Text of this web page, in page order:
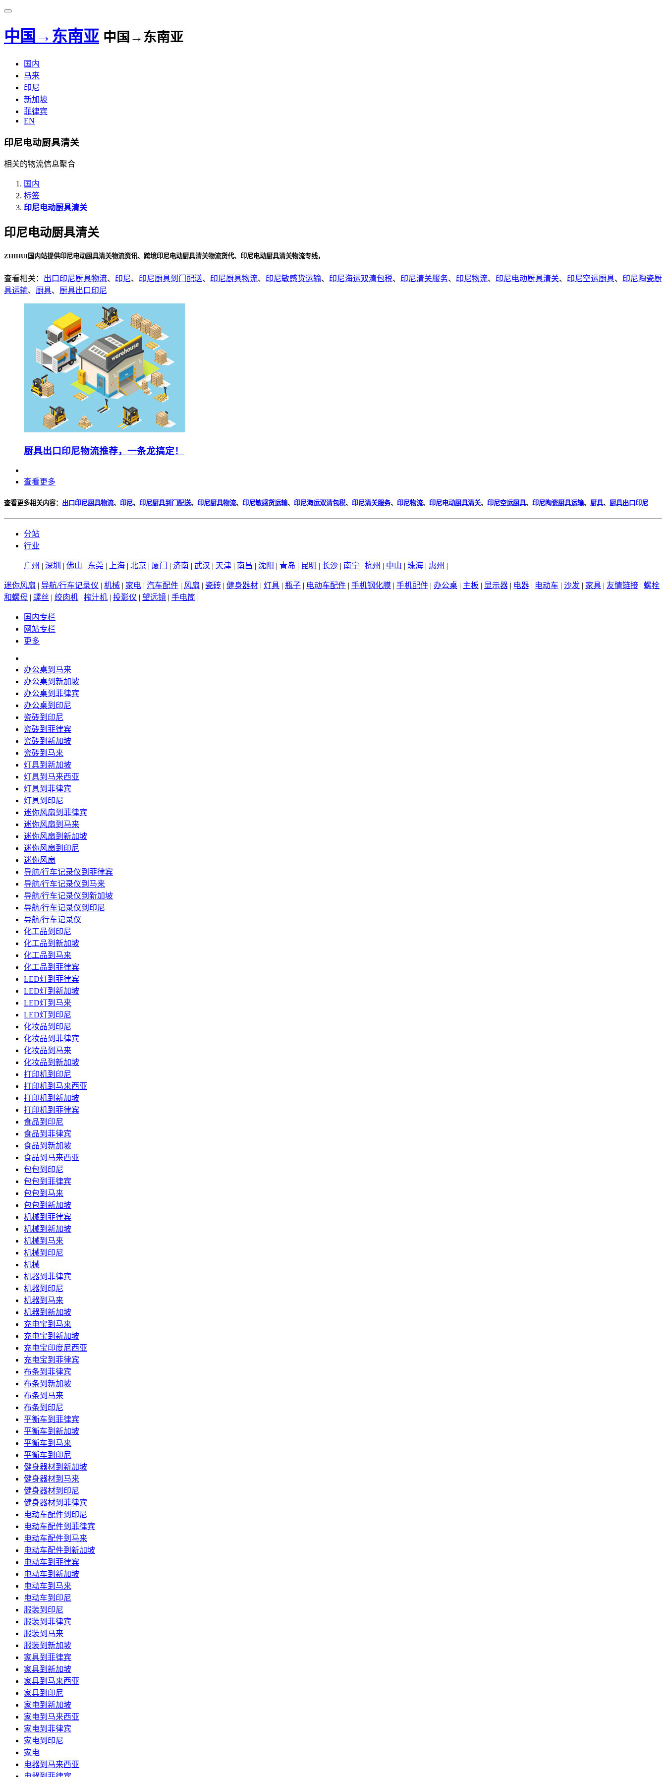
中国→东南亚 中国→东南亚
国内
马来
印尼
新加坡
菲律宾
EN
印尼电动厨具清关
相关的物流信息聚合
国内
标签
印尼电动厨具清关
印尼电动厨具清关
ZHIHUI国内站提供印尼电动厨具清关物流资讯、跨境印尼电动厨具清关物流货代、印尼电动厨具清关物流专线，
查看相关： 出口印尼厨具物流、 印尼、 印尼厨具到门配送、 印尼厨具物流、 印尼敏感货运输、 印尼海运双清包税、 印尼清关服务、 印尼物流、 印尼电动厨具清关、 印尼空运厨具、 印尼陶瓷厨
具运输、 厨具、 厨具出口印尼
厨具出口印尼物流推荐，一条龙搞定！
查看更多
查看更多相关内容： 出口印尼厨具物流、 印尼、 印尼厨具到门配送、 印尼厨具物流、 印尼敏感货运输、 印尼海运双清包税、 印尼清关服务、 印尼物流、 印尼电动厨具清关、 印尼空运厨具、 印尼陶瓷厨具运输、 厨具、 厨具出口印尼
分站
行业
广州 | 深圳 | 佛山 | 东莞 | 上海 | 北京 | 厦门 | 济南 | 武汉 | 天津 | 南昌 | 沈阳 | 青岛 | 昆明 | 长沙 | 南宁 | 杭州 | 中山 | 珠海 | 惠州 |
迷你风扇 | 导航/行车记录仪 | 机械 | 家电 | 汽车配件 | 风扇 | 瓷砖 | 健身器材 | 灯具 | 瓶子 | 电动车配件 | 手机钢化膜 | 手机配件 | 办公桌 | 主板 | 显示器 | 电器 | 电动车 | 沙发 | 家具 | 友情链接 | 螺栓
和螺母 | 螺丝 | 绞肉机 | 榨汁机 | 投影仪 | 望远镜 | 手电筒 |
国内专栏
网站专栏
更多
办公桌到马来
办公桌到新加坡
办公桌到菲律宾
办公桌到印尼
瓷砖到印尼
瓷砖到菲律宾
瓷砖到新加坡
瓷砖到马来
灯具到新加坡
灯具到马来西亚
灯具到菲律宾
灯具到印尼
迷你风扇到菲律宾
迷你风扇到马来
迷你风扇到新加坡
迷你风扇到印尼
迷你风扇
导航/行车记录仪到菲律宾
导航/行车记录仪到马来
导航/行车记录仪到新加坡
导航/行车记录仪到印尼
导航/行车记录仪
化工品到印尼
化工品到新加坡
化工品到马来
化工品到菲律宾
LED灯到菲律宾
LED灯到新加坡
LED灯到马来
LED灯到印尼
化妆品到印尼
化妆品到菲律宾
化妆品到马来
化妆品到新加坡
打印机到印尼
打印机到马来西亚
打印机到新加坡
打印机到菲律宾
食品到印尼
食品到菲律宾
食品到新加坡
食品到马来西亚
包包到印尼
包包到菲律宾
包包到马来
包包到新加坡
机械到菲律宾
机械到新加坡
机械到马来
机械到印尼
机械
机器到菲律宾
机器到印尼
机器到马来
机器到新加坡
充电宝到马来
充电宝到新加坡
充电宝印度尼西亚
充电宝到菲律宾
布条到菲律宾
布条到新加坡
布条到马来
布条到印尼
平衡车到菲律宾
平衡车到新加坡
平衡车到马来
平衡车到印尼
健身器材到新加坡
健身器材到马来
健身器材到印尼
健身器材到菲律宾
电动车配件到印尼
电动车配件到菲律宾
电动车配件到马来
电动车配件到新加坡
电动车到菲律宾
电动车到新加坡
电动车到马来
电动车到印尼
服装到印尼
服装到菲律宾
服装到马来
服装到新加坡
家具到菲律宾
家具到新加坡
家具到马来西亚
家具到印尼
家电到新加坡
家电到马来西亚
家电到菲律宾
家电到印尼
家电
电器到马来西亚